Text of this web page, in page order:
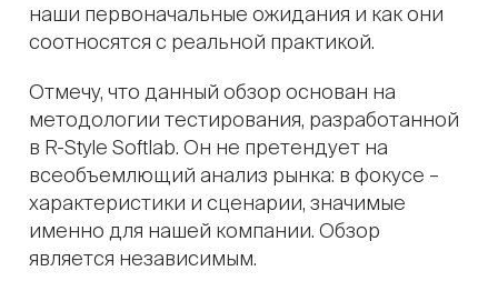
наши первоначальные ожидания и как они
соотносятся с реальной практикой.
Отмечу, что данный обзор основан на
методологии тестирования, разработанной
в R-Style Softlab. Он не претендует на
всеобъемлющий анализ рынка: в фокусе –
характеристики и сценарии, значимые
именно для нашей компании. Обзор
является независимым.